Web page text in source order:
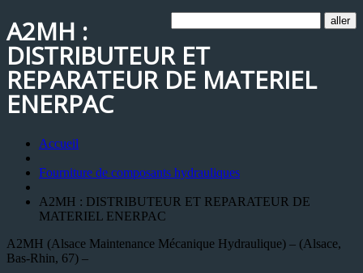
A2MH :
DISTRIBUTEUR ET
REPARATEUR DE MATERIEL
ENERPAC
Accueil
Fourniture de composants hydrauliques
A2MH : DISTRIBUTEUR ET REPARATEUR DE
MATERIEL ENERPAC
A2MH (Alsace Maintenance Mécanique Hydraulique) – (Alsace,
Bas-Rhin, 67) –